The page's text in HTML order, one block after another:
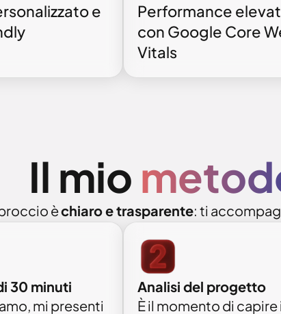
e
Performance
con Google Core
Vitals
Il mio
èchiaro e trasparente: ti
30 minuti
mi presenti
Analisi del progetto
È il momento di